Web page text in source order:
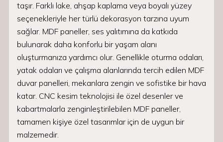
taşır. Farklı lake, ahşap kaplama veya boyalı yüzey
seçenekleriyle her türlü dekorasyon tarzına uyum
sağlar. MDF paneller, ses yalıtımına da katkıda
bulunarak daha konforlu bir yaşam alanı
oluşturmanıza yardımcı olur. Genellikle oturma odaları,
yatak odaları ve çalışma alanlarında tercih edilen MDF
duvar panelleri, mekanlara zengin ve sofistike bir hava
katar. CNC kesim teknolojisi ile özel desenler ve
kabartmalarla zenginleştirilebilen MDF paneller,
tamamen kişiye özel tasarımlar için de uygun bir
malzemedir.